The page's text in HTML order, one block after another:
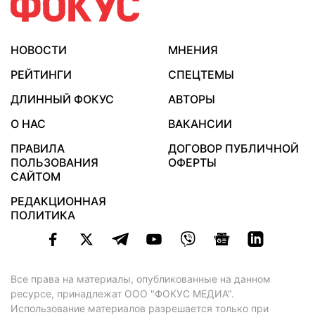
НОВОСТИ
МНЕНИЯ
РЕЙТИНГИ
СПЕЦТЕМЫ
ДЛИННЫЙ ФОКУС
АВТОРЫ
О НАС
ВАКАНСИИ
ПРАВИЛА
ПОЛЬЗОВАНИЯ
САЙТОМ
ДОГОВОР ПУБЛИЧНОЙ
ОФЕРТЫ
РЕДАКЦИОННАЯ
ПОЛИТИКА
Все права на материалы, опубликованные на данном
ресурсе, принадлежат ООО "ФОКУС МЕДИА".
Использование материалов разрешается только при